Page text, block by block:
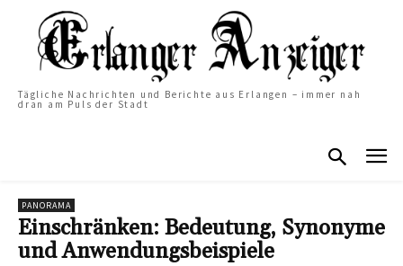
Tägliche Nachrichten und Berichte aus Erlangen – immer nah
dran am Puls der Stadt
PANORAMA
Einschränken: Bedeutung, Synonyme
und Anwendungsbeispiele